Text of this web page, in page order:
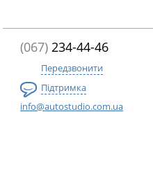
(067) 234-44-46
Передзвонити
Підтримка
info@autostudio.com.ua